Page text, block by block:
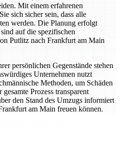
Mit einem erfahrenen
sich sicher sein, dass alle
werden. Die Planung erfolgt
auf die spezifischen
Putlitz nach Frankfurt am Main
persönlichen Gegenstände stehen
Unternehmen nutzt
Methoden, um Schäden
Prozess transparent
den Stand des Umzugs informiert
am Main freuen können.